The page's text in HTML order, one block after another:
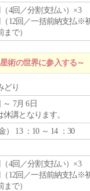
（4回／分割支払い）×3
（12回／一括前納支払※
で）
術の世界に参入する～
り
～ 7月 6日
講となります。
） 13 ：10 ～ 14 ：30
（4回／分割支払い）×3
（12回／一括前納支払※
で）